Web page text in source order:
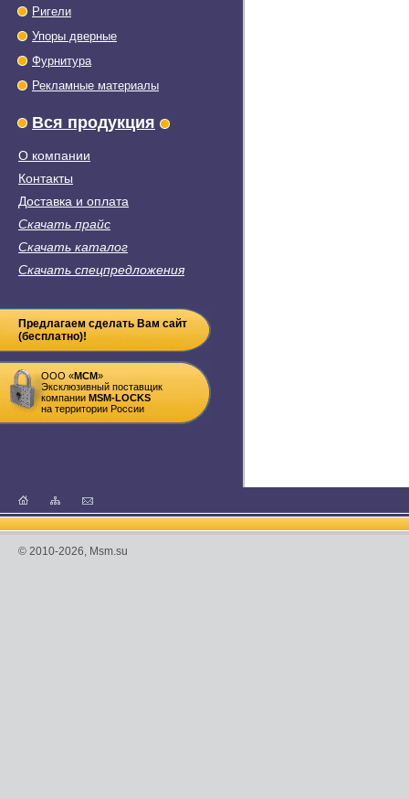
Ригели
Упоры дверные
Фурнитура
Рекламные материалы
Вся продукция
О компании
Контакты
Доставка и оплата
Скачать прайс
Скачать каталог
Скачать спецпредложения
Предлагаем сделать Вам сайт
(бесплатно)!
ООО «MСM»
Эксклюзивный поставщик
компании MSM-LOCKS
на территории России
© 2010-2026, Msm.su